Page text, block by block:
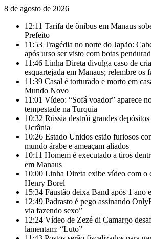
8 de agosto de 2026
12:11 Tarifa de ônibus em Manaus
Prefeito
11:53 Tragédia no norte do Japão:
após urso ser visto com botas
11:46 Linha Direta divulga caso de
esquartejada em Manaus; relembre os
11:39 Casal é torturado e morto em
Mundo Novo
11:01 Vídeo: “Sofá voador” aparece
tempestade na Turquia
10:32 Rússia destrói grandes
Ucrânia
10:26 Estado Unidos estão furiosos
mundo árabe e ameaçam aliados
10:11 Homem é executado a tiros
em Manaus
10:00 Linha Direta exibe vídeo com o
Henry Borel
15:34 Faustão deixa Band após 1 ano
12:49 Padrasto é pego assinando
via fazendo sexo”
12:24 Vídeo de Zezé di Camargo
lamentam: “Luto”